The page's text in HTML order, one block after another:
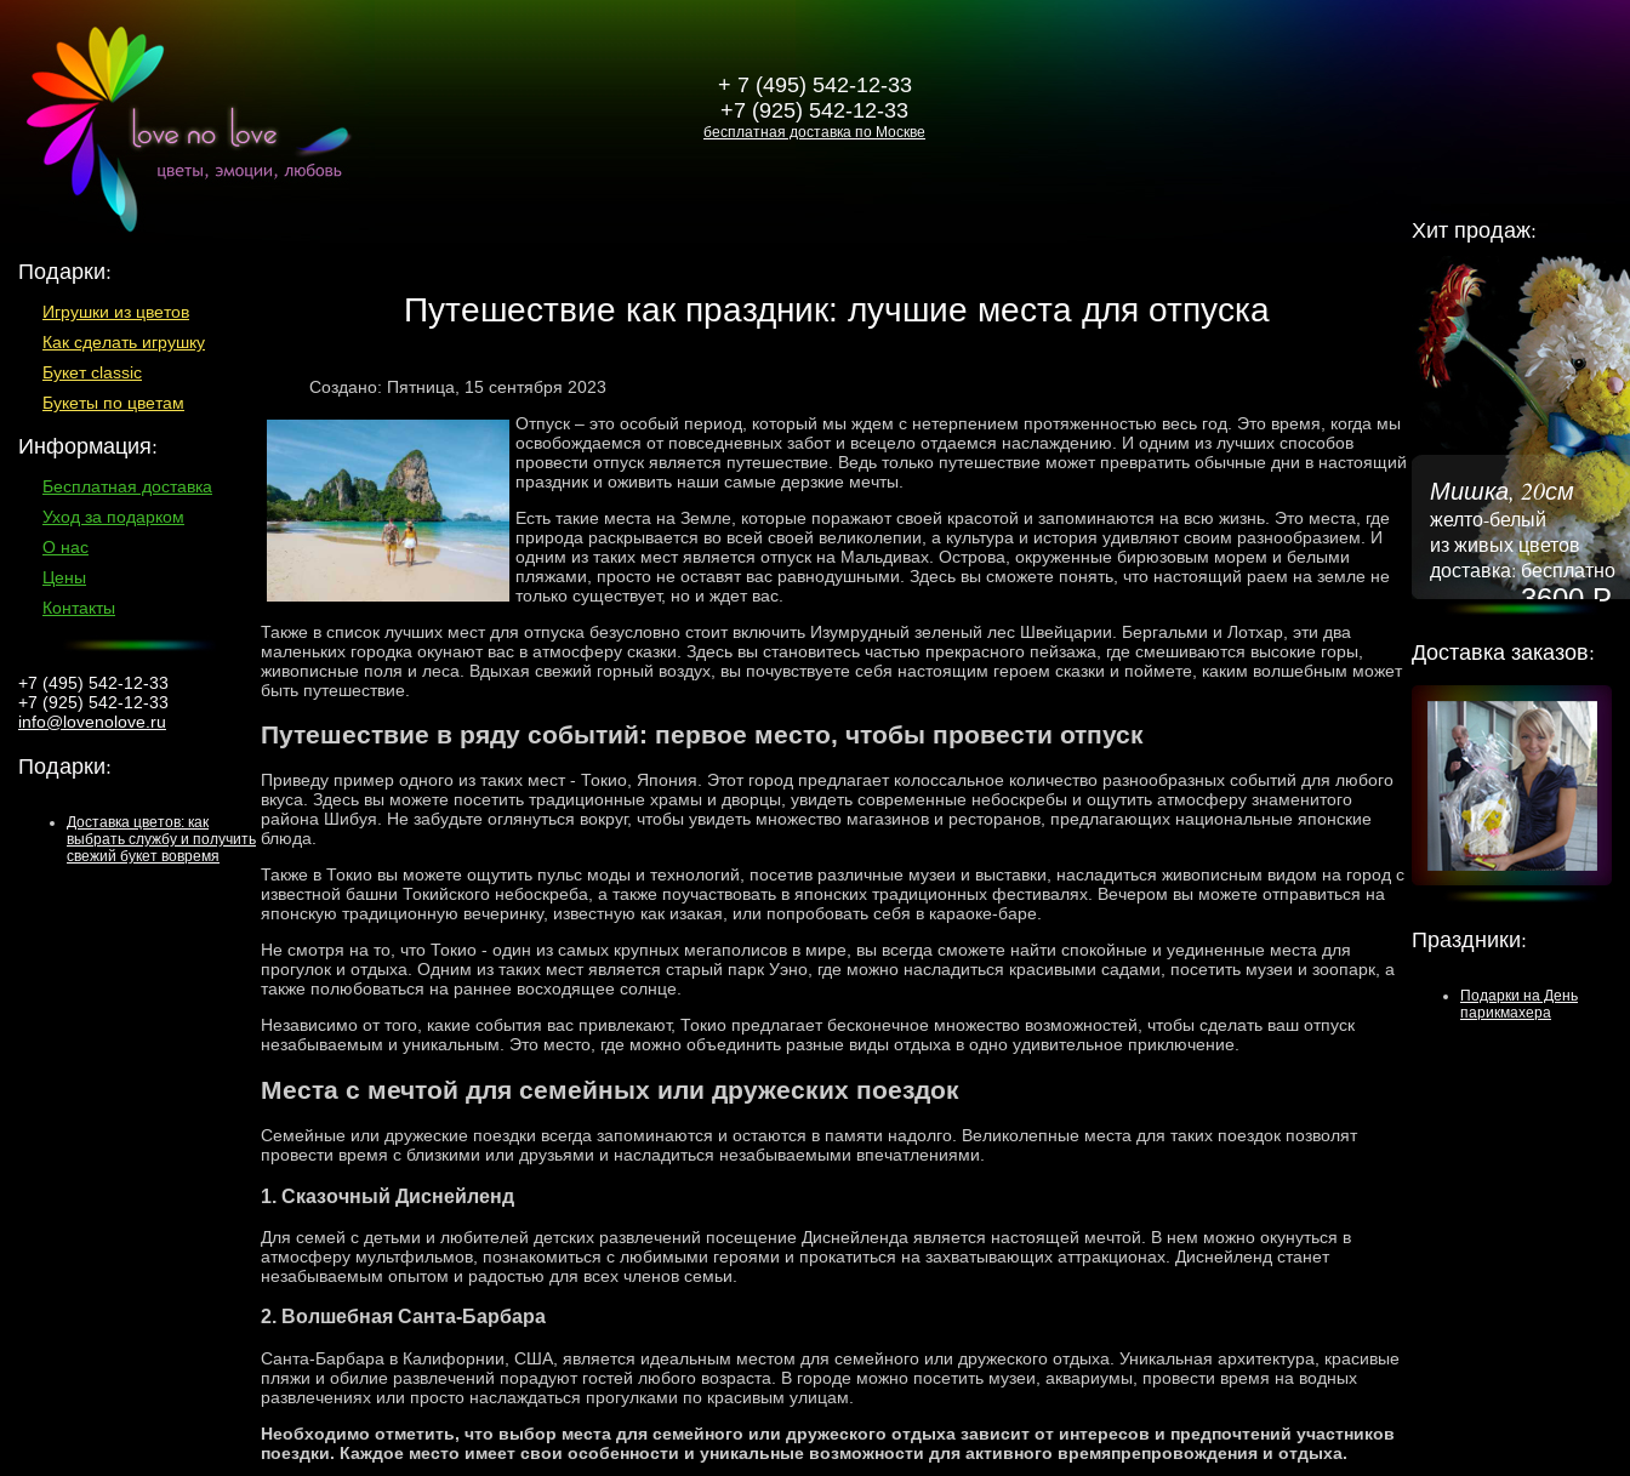
+ 7 (495) 542-12-33
+7 (925) 542-12-33
бесплатная доставка по Москве
Хит продаж:
Подарки:
Игрушки из цветов
Как сделать игрушку
Букет classic
Букеты по цветам
Информация:
Бесплатная доставка
Уход за подарком
О нас
Цены
Контакты
+7 (495) 542-12-33
+7 (925) 542-12-33
info@lovenolove.ru
Подарки:
Доставка цветов: как
выбрать службу и получить
свежий букет вовремя
Путешествие как праздник: лучшие места для отпуска
Создано: Пятница, 15 сентября 2023
Отпуск – это особый период, который мы ждем с нетерпением протяженностью весь год. Это время, когда мы
освобождаемся от повседневных забот и всецело отдаемся наслаждению. И одним из лучших способов
провести отпуск является путешествие. Ведь только путешествие может превратить обычные дни в настоящий
праздник и оживить наши самые дерзкие мечты.
Есть такие места на Земле, которые поражают своей красотой и запоминаются на всю жизнь. Это места, где
природа раскрывается во всей своей великолепии, а культура и история удивляют своим разнообразием. И
одним из таких мест является отпуск на Мальдивах. Острова, окруженные бирюзовым морем и белыми
пляжами, просто не оставят вас равнодушными. Здесь вы сможете понять, что настоящий раем на земле не
только существует, но и ждет вас.
Также в список лучших мест для отпуска безусловно стоит включить Изумрудный зеленый лес Швейцарии. Бергальми и Лотхар, эти два
маленьких городка окунают вас в атмосферу сказки. Здесь вы становитесь частью прекрасного пейзажа, где смешиваются высокие горы,
живописные поля и леса. Вдыхая свежий горный воздух, вы почувствуете себя настоящим героем сказки и поймете, каким волшебным может
быть путешествие.
Путешествие в ряду событий: первое место, чтобы провести отпуск
Приведу пример одного из таких мест - Токио, Япония. Этот город предлагает колоссальное количество разнообразных событий для любого
вкуса. Здесь вы можете посетить традиционные храмы и дворцы, увидеть современные небоскребы и ощутить атмосферу знаменитого
района Шибуя. Не забудьте оглянуться вокруг, чтобы увидеть множество магазинов и ресторанов, предлагающих национальные японские
блюда.
Также в Токио вы можете ощутить пульс моды и технологий, посетив различные музеи и выставки, насладиться живописным видом на город с
известной башни Токийского небоскреба, а также поучаствовать в японских традиционных фестивалях. Вечером вы можете отправиться на
японскую традиционную вечеринку, известную как изакая, или попробовать себя в караоке-баре.
Не смотря на то, что Токио - один из самых крупных мегаполисов в мире, вы всегда сможете найти спокойные и уединенные места для
прогулок и отдыха. Одним из таких мест является старый парк Уэно, где можно насладиться красивыми садами, посетить музеи и зоопарк, а
также полюбоваться на раннее восходящее солнце.
Независимо от того, какие события вас привлекают, Токио предлагает бесконечное множество возможностей, чтобы сделать ваш отпуск
незабываемым и уникальным. Это место, где можно объединить разные виды отдыха в одно удивительное приключение.
Места с мечтой для семейных или дружеских поездок
Семейные или дружеские поездки всегда запоминаются и остаются в памяти надолго. Великолепные места для таких поездок позволят
провести время с близкими или друзьями и насладиться незабываемыми впечатлениями.
1. Сказочный Диснейленд
Для семей с детьми и любителей детских развлечений посещение Диснейленда является настоящей мечтой. В нем можно окунуться в
атмосферу мультфильмов, познакомиться с любимыми героями и прокатиться на захватывающих аттракционах. Диснейленд станет
незабываемым опытом и радостью для всех членов семьи.
2. Волшебная Санта-Барбара
Санта-Барбара в Калифорнии, США, является идеальным местом для семейного или дружеского отдыха. Уникальная архитектура, красивые
пляжи и обилие развлечений порадуют гостей любого возраста. В городе можно посетить музеи, аквариумы, провести время на водных
развлечениях или просто наслаждаться прогулками по красивым улицам.
Необходимо отметить, что выбор места для семейного или дружеского отдыха зависит от интересов и предпочтений участников
поездки. Каждое место имеет свои особенности и уникальные возможности для активного времяпрепровождения и отдыха.
Мишка, 20см
желто-белый
из живых цветов
доставка: бесплатно
3600 Р
Доставка заказов:
Праздники:
Подарки на День
парикмахера